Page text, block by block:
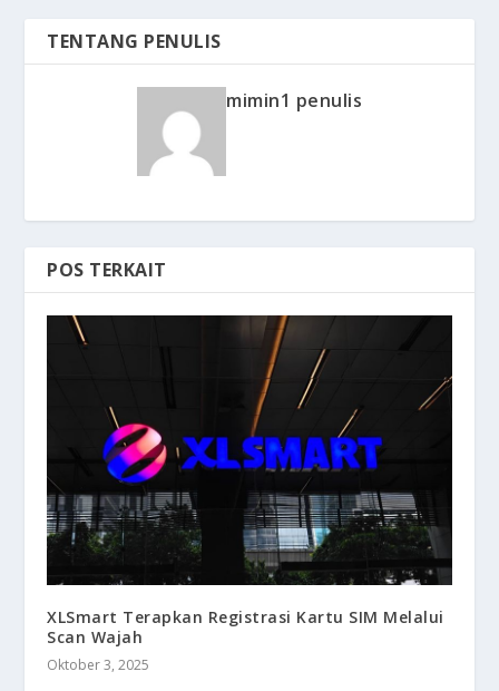
TENTANG PENULIS
mimin1 penulis
POS TERKAIT
XLSmart Terapkan Registrasi Kartu SIM Melalui
Scan Wajah
Oktober 3, 2025